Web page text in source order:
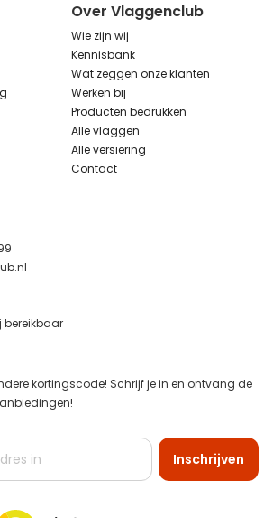
Over Vlaggenclub
Wie zijn wij
Kennisbank
Wat zeggen onze klanten
Werken bij
Producten bedrukken
Alle vlaggen
Alle versiering
Contact
bereikbaar
kortingscode! Schrijf je in en ontvang de
Inschrijven